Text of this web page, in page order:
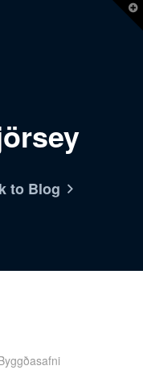
to Blog